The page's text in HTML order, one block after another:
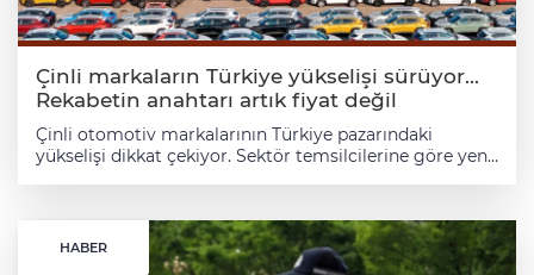
Çinli markaların Türkiye yükselişi sürüyor...
Rekabetin anahtarı artık fiyat değil
Çinli otomotiv markalarının Türkiye pazarındaki
yükselişi dikkat çekiyor. Sektör temsilcilerine göre yeni
(İGFA) - Türkiye otomotiv pazarında son yılların en
dikkat çekici gelişmelerinden biri Çinli markaların
yükselişi oldu. 2021 yılında binek otomobil pazarından
HABER